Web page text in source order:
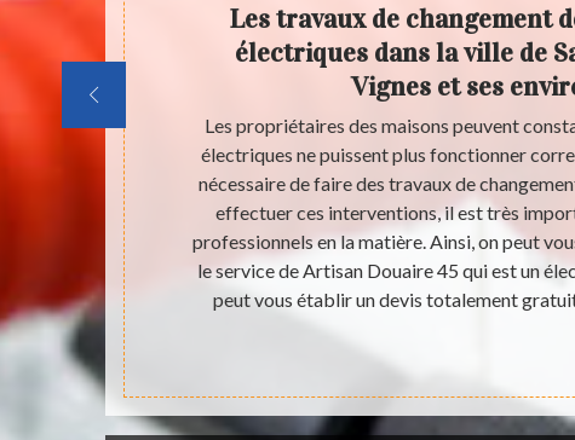
importants
tarifs
Les travaux de changement
électriques dans la ville de
Vignes et ses
Les propriétaires des maisons peuvent
électriques ne puissent plus fonctionner
nécessaire de faire des travaux de
effectuer ces interventions, il est très
professionnels en la matière. Ainsi, on peut
le service de Artisan Douaire 45 qui est un
peut vous établir un devis totalement